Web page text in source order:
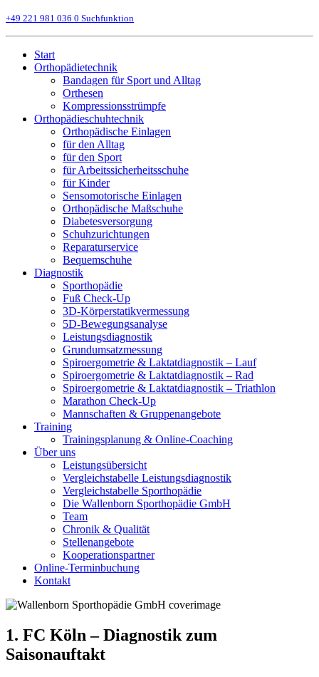
+49 221 981 036 0 Suchfunktion
Start
Orthopädietechnik
Bandagen für Sport und Alltag
Orthesen
Kompressionsstrümpfe
Orthopädieschuhtechnik
Orthopädische Einlagen
für den Alltag
für den Sport
für Arbeitssicherheitsschuhe
für Kinder
Sensomotorische Einlagen
Orthopädische Maßschuhe
Diabetesversorgung
Schuhzurichtungen
Reparaturservice
Bequemschuhe
Diagnostik
Sporthopädie
Fuß Check-Up
3D-Körperstatikvermessung
5D-Bewegungsanalyse
Leistungsdiagnostik
Grundumsatzmessung
Spiroergometrie & Laktatdiagnostik – Lauf
Spiroergometrie & Laktatdiagnostik – Rad
Spiroergometrie & Laktatdiagnostik – Triathlon
Marathon Check-Up
Mannschaften & Gruppenangebote
Training
Trainingsplanung & Online-Coaching
Über uns
Leistungsübersicht
Vergleichstabelle Leistungsdiagnostik
Vergleichstabelle Sporthopädie
Die Wallenborn Sporthopädie GmbH
Team
Chronik & Qualität
Stellenangebote
Kooperationspartner
Online-Terminbuchung
Kontakt
1. FC Köln – Diagnostik zum
Saisonauftakt